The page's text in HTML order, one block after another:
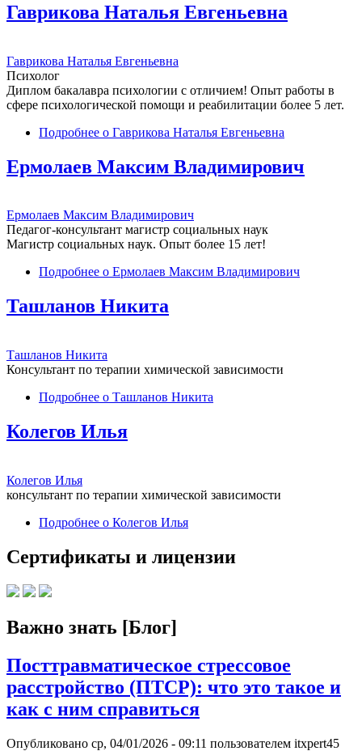
Гаврикова Наталья Евгеньевна
Гаврикова Наталья Евгеньевна
Психолог
Диплом бакалавра психологии с отличием! Опыт работы в
сфере психологической помощи и реабилитации более 5 лет.
Подробнее о Гаврикова Наталья Евгеньевна
Ермолаев Максим Владимирович
Ермолаев Максим Владимирович
Педагог-консультант магистр социальных наук
Магистр социальных наук. Опыт более 15 лет!
Подробнее о Ермолаев Максим Владимирович
Ташланов Никита
Ташланов Никита
Консультант по терапии химической зависимости
Подробнее о Ташланов Никита
Колегов Илья
Колегов Илья
консультант по терапии химической зависимости
Подробнее о Колегов Илья
Сертификаты и лицензии
Важно знать [Блог]
Посттравматическое стрессовое
расстройство (ПТСР): что это такое и
как с ним справиться
Опубликовано ср, 04/01/2026 - 09:11 пользователем itxpert45